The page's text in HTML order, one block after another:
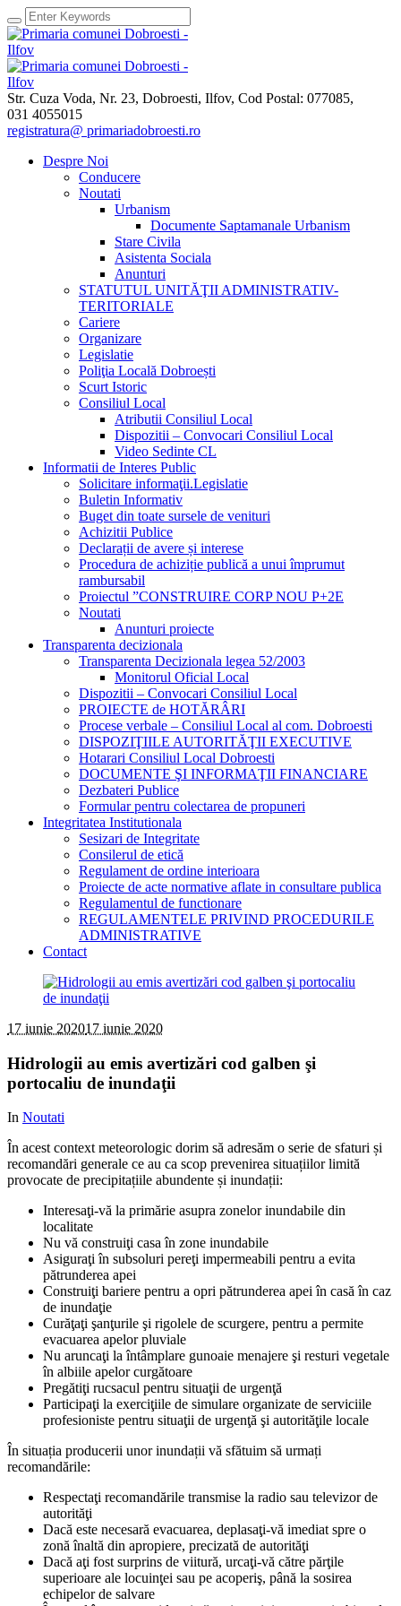
Str. Cuza Voda, Nr. 23, Dobroesti, Ilfov, Cod Postal: 077085,
031 4055015
registratura@ primariadobroesti.ro
Despre Noi
Conducere
Noutati
Urbanism
Documente Saptamanale Urbanism
Stare Civila
Asistenta Sociala
Anunturi
STATUTUL UNITĂŢII ADMINISTRATIV-
TERITORIALE
Cariere
Organizare
Legislatie
Poliţia Locală Dobroești
Scurt Istoric
Consiliul Local
Atributii Consiliul Local
Dispozitii – Convocari Consiliul Local
Video Sedinte CL
Informatii de Interes Public
Solicitare informaţii.Legislatie
Buletin Informativ
Buget din toate sursele de venituri
Achizitii Publice
Declarații de avere și interese
Procedura de achiziție publică a unui împrumut
rambursabil
Proiectul ”CONSTRUIRE CORP NOU P+2E
Noutati
Anunturi proiecte
Transparenta decizionala
Transparenta Decizionala legea 52/2003
Monitorul Oficial Local
Dispozitii – Convocari Consiliul Local
PROIECTE de HOTĂRÂRI
Procese verbale – Consiliul Local al com. Dobroesti
DISPOZIŢIILE AUTORITĂŢII EXECUTIVE
Hotarari Consiliul Local Dobroesti
DOCUMENTE ŞI INFORMAŢII FINANCIARE
Dezbateri Publice
Formular pentru colectarea de propuneri
Integritatea Institutionala
Sesizari de Integritate
Consilerul de etică
Regulament de ordine interioara
Proiecte de acte normative aflate in consultare publica
Regulamentul de functionare
REGULAMENTELE PRIVIND PROCEDURILE
ADMINISTRATIVE
Contact
17 iunie 202017 iunie 2020
Hidrologii au emis avertizări cod galben şi
portocaliu de inundaţii
In Noutati
În acest context meteorologic dorim să adresăm o serie de sfaturi și
recomandări generale ce au ca scop prevenirea situațiilor limită
provocate de precipitațiile abundente și inundații:
Interesaţi-vă la primărie asupra zonelor inundabile din
localitate
Nu vă construiţi casa în zone inundabile
Asiguraţi în subsoluri pereţi impermeabili pentru a evita
pătrunderea apei
Construiţi bariere pentru a opri pătrunderea apei în casă în caz
de inundaţie
Curăţaţi şanţurile şi rigolele de scurgere, pentru a permite
evacuarea apelor pluviale
Nu aruncaţi la întâmplare gunoaie menajere şi resturi vegetale
în albiile apelor curgătoare
Pregătiţi rucsacul pentru situaţii de urgenţă
Participaţi la exerciţiile de simulare organizate de serviciile
profesioniste pentru situaţii de urgenţă şi autorităţile locale
În situația producerii unor inundații vă sfătuim să urmați
recomandările:
Respectaţi recomandările transmise la radio sau televizor de
autorităţi
Dacă este necesară evacuarea, deplasaţi-vă imediat spre o
zonă înaltă din apropiere, precizată de autorităţi
Dacă aţi fost surprins de viitură, urcaţi-vă către părţile
superioare ale locuinţei sau pe acoperiş, până la sosirea
echipelor de salvare